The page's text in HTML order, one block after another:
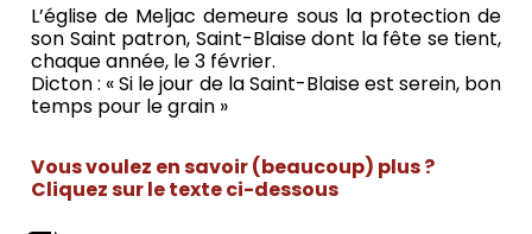
L’église de Meljac demeure sous la protection de
son Saint patron, Saint-Blaise dont la fête se tient,
chaque année, le 3 février.
Dicton : « Si le jour de la Saint-Blaise est serein, bon
temps pour le grain »
Vous voulez en savoir (beaucoup) plus ?
Cliquez sur le texte ci-dessous